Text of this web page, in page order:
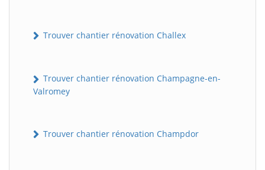
Trouver chantier rénovation Challex
Trouver chantier rénovation Champagne-en-
Valromey
Trouver chantier rénovation Champdor